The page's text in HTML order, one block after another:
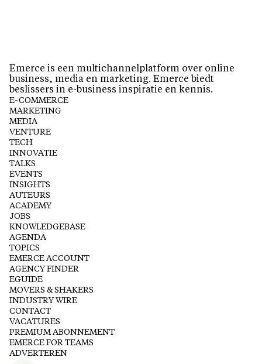
Emerce is een multichannelplatform over online
business, media en marketing. Emerce biedt
beslissers in e-business inspiratie en kennis.
E-COMMERCE
MARKETING
MEDIA
VENTURE
TECH
INNOVATIE
TALKS
EVENTS
INSIGHTS
AUTEURS
ACADEMY
JOBS
KNOWLEDGEBASE
AGENDA
TOPICS
EMERCE ACCOUNT
AGENCY FINDER
EGUIDE
MOVERS & SHAKERS
INDUSTRY WIRE
CONTACT
VACATURES
PREMIUM ABONNEMENT
EMERCE FOR TEAMS
ADVERTEREN